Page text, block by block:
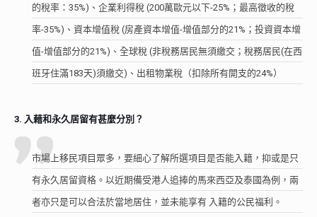
的稅率： 35%) 、企業利得稅 (200萬歐元以下-25% ；最高徵收的稅
率-35%) 、資本增值稅 (房產資本增值-增值部分的21% ；投資資本增
值-增值部分的21%) 、全球稅 (非稅務居民無須繳交；稅務居民(在西
班牙住滿183天)須繳交)、出租物業稅（扣除所有開支的24%）
3. 入藉和永久居留有甚麼分別？
市場上移民項目眾多，要細心了解所選項目是否能入籍，抑或是只
有永久居留資格。以近期備受港人追捧的馬來西亞及泰國為例，兩
者亦只是可以合法於當地居住，並未能享有 入籍的公民福利。